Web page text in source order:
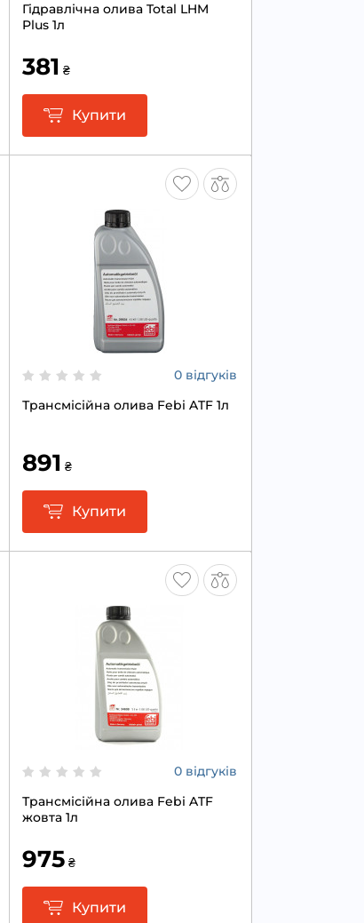
Гідравлічна олива Total LHM
Plus 1л
381 ₴
Купити
0 відгуків
Трансмісійна олива Febi ATF 1л
891 ₴
Купити
0 відгуків
Трансмісійна олива Febi ATF
жовта 1л
975 ₴
Купити